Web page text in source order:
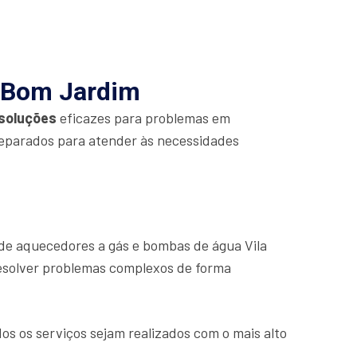
Jardim
eficazes para problemas em
para atender às necessidades
aquecedores a gás e bombas de água Vila
problemas complexos de forma
os serviços sejam realizados com o mais alto